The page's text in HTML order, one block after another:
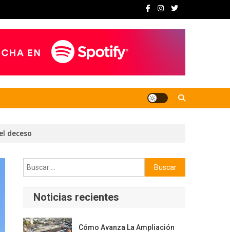
deceso
Buscar:
Noticias recientes
Cómo Avanza La Ampliación